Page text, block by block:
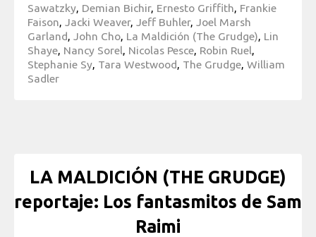
Sawatzky, Demian Bichir, Ernesto Griffith, Frankie
Faison, Jacki Weaver, Jeff Buhler, Joel Marsh
Garland, John Cho, La Maldición (The Grudge), Lin
Shaye, Nancy Sorel, Nicolas Pesce, Robin Ruel,
Stephanie Sy, Tara Westwood, The Grudge, William
Sadler
LA MALDICIÓN (THE GRUDGE)
reportaje: Los fantasmitos de Sam
Raimi